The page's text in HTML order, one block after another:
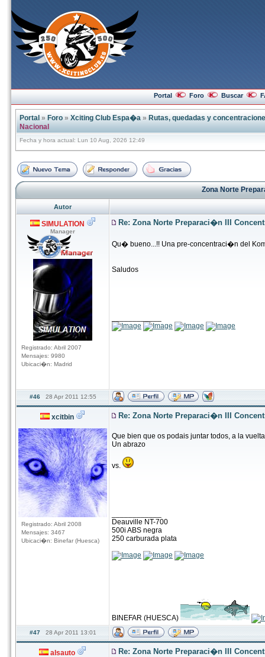
Portal Foro Buscar
Portal » Foro » Xciting Club Espa�a » Rutas, quedadas y
Nacional
Fecha y hora actual: Lun 10 Aug, 2026 12:49
Zona Norte
Autor
SIMULATION
Manager
Registrado: Abril 2007
Mensajes: 9980
Ubicaci�n: Madrid
Re: Zona Norte Preparaci�n III
Qu� bueno...!! Una pre-concentraci�n del
Saludos
#46 28 Apr 2011 12:55
xcitbin
Registrado: Abril 2008
Mensajes: 3467
Ubicaci�n: Binefar (Huesca)
Re: Zona Norte Preparaci�n III
Que bien que os podais juntar todos, a la
Un abrazo
vs.
Deauville NT-700
500i ABS negra
250 carburada plata
BINEFAR (HUESCA)
#47 28 Apr 2011 13:01
alsauto Re: Zona Norte Preparaci�n III